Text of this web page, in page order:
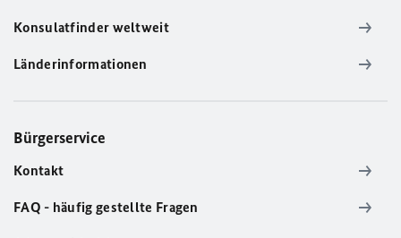
Konsulatfinder weltweit
Länderinformationen
Bürgerservice
Kontakt
FAQ - häufig gestellte Fragen